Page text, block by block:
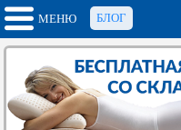
МЕНЮ БЛОГ